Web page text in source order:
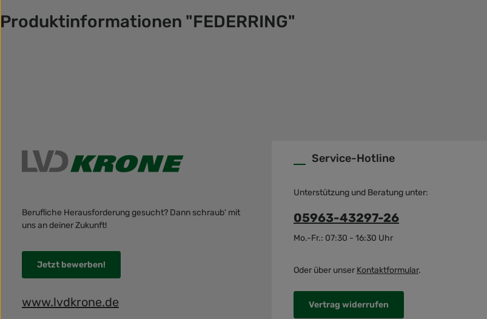
Produktinformationen "FEDERRING"
Berufliche Herausforderung gesucht? Dann schraub' mit
uns an deiner Zukunft!
Jetzt bewerben!
www.lvdkrone.de
Service-Hotline
Unterstützung und Beratung unter:
05963-43297-26
Mo.-Fr.: 07:30 - 16:30 Uhr
Oder über unser Kontaktformular.
Vertrag widerrufen